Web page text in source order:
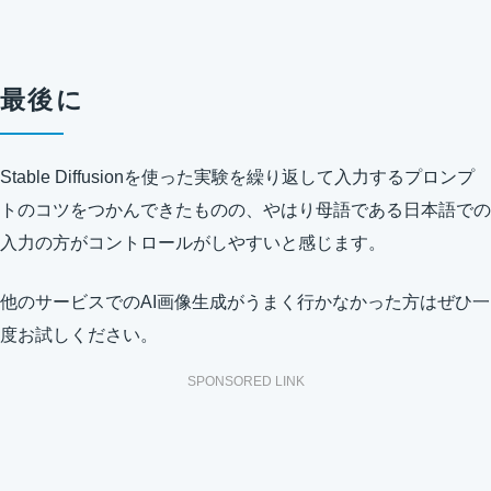
最後に
Stable Diffusionを使った実験を繰り返して入力するプロンプ
トのコツをつかんできたものの、やはり母語である日本語での
入力の方がコントロールがしやすいと感じます。
他のサービスでのAI画像生成がうまく行かなかった方はぜひ一
度お試しください。
SPONSORED LINK